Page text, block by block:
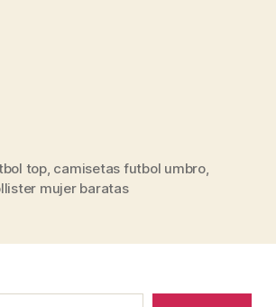
top, camisetas futbol umbro,
mujer baratas